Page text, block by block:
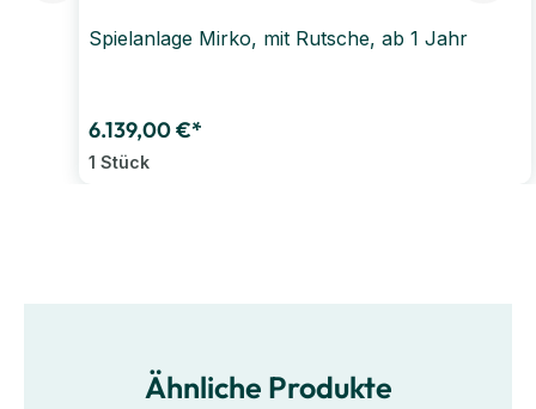
Spielanlage Mirko, mit Rutsche, ab 1 Jahr
6.139,00 €*
1 Stück
Ähnliche Produkte